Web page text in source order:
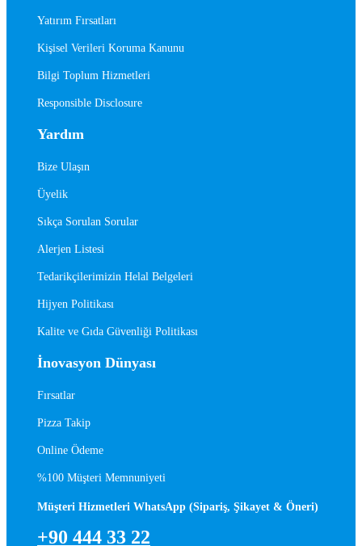
Yatırım Fırsatları
Kişisel Verileri Koruma Kanunu
Bilgi Toplum Hizmetleri
Responsible Disclosure
Yardım
Bize Ulaşın
Üyelik
Sıkça Sorulan Sorular
Alerjen Listesi
Tedarikçilerimizin Helal Belgeleri
Hijyen Politikası
Kalite ve Gıda Güvenliği Politikası
İnovasyon Dünyası
Fırsatlar
Pizza Takip
Online Ödeme
%100 Müşteri Memnuniyeti
Müşteri Hizmetleri WhatsApp (Sipariş, Şikayet & Öneri)
+90 444 33 22